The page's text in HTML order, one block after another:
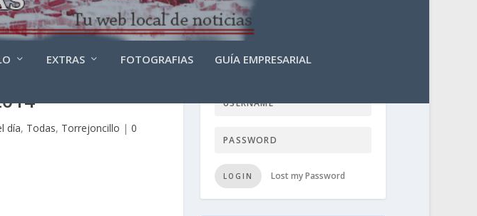
EXTRAS FOTOGRAFIAS GUÍA EMPRESARIAL
día, Todas, Torrejoncillo |0
LOGIN USER TTN
LOGIN Lost my Password